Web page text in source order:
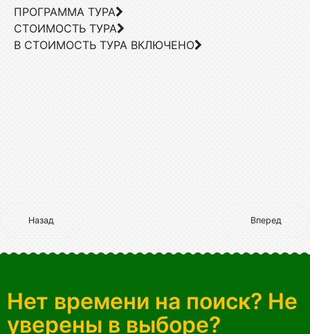
ПРОГРАММА ТУРА
СТОИМОСТЬ ТУРА
В СТОИМОСТЬ ТУРА ВКЛЮЧЕНО
Назад Вперед
Нет времени на поиск? Не
уверены в выборе?